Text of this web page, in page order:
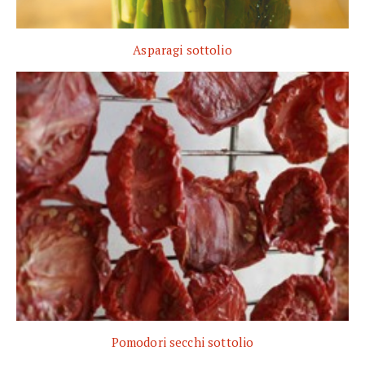
Asparagi sottolio
Pomodori secchi sottolio